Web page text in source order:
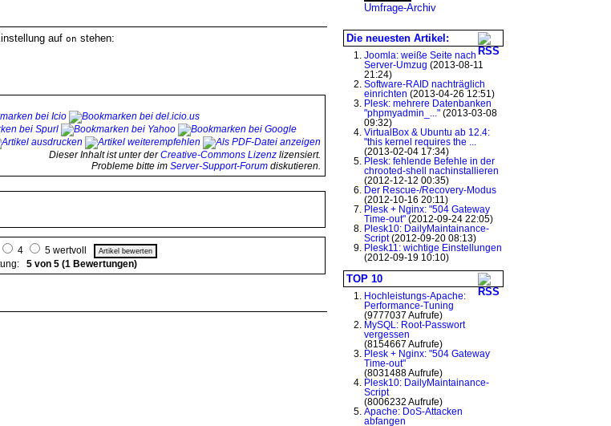
Umfrage-Archiv
Die neuesten Artikel:
Joomla: weiße Seite nach
Server-Umzug (2013-08-11
21:24)
Software-RAID nachträglich
einrichten (2013-04-26 12:51)
Plesk: mehrere Datenbanken
"phpmyadmin_..."(2013-03-08
09:32)
VirtualBox & Ubuntu ab 12.4:
"this kernel requires the ...
(2013-02-04 17:34)
Plesk: fehlende Befehle in der
chrooted-shell nachinstallieren
(2012-12-12 00:35)
Der Rescue-/Recovery-Modus
(2012-10-16 20:11)
Plesk + Nginx: "504 Gateway
Time-out"(2012-09-24 22:05)
Plesk10: DailyMaintainance-
Script(2012-09-20 08:13)
Plesk11: wichtige Einstellungen
(2012-09-19 10:10)
TOP 10
Hochleistungs-Apache:
Performance-Tuning
(9777037 Aufrufe)
MySQL: Root-Passwort
vergessen
(8154667 Aufrufe)
Plesk + Nginx: "504 Gateway
Time-out"
(8031488 Aufrufe)
Plesk10: DailyMaintainance-
Script
(8006232 Aufrufe)
Apache: DoS-Attacken
abfangen
auf on stehen:
Dieser Inhalt ist unter derCreative-Commons Lizenzlizensiert.
Probleme bitte im Server-Support-Forumdiskutieren.
4
5 wertvoll
5 von 5 (1 Bewertungen)